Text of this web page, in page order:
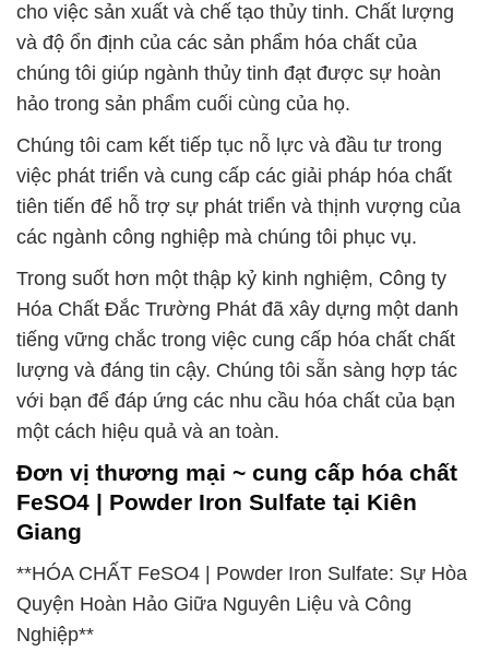
cho việc sản xuất và chế tạo thủy tinh. Chất lượng
và độ ổn định của các sản phẩm hóa chất của
chúng tôi giúp ngành thủy tinh đạt được sự hoàn
hảo trong sản phẩm cuối cùng của họ.
Chúng tôi cam kết tiếp tục nỗ lực và đầu tư trong
việc phát triển và cung cấp các giải pháp hóa chất
tiên tiến để hỗ trợ sự phát triển và thịnh vượng của
các ngành công nghiệp mà chúng tôi phục vụ.
Trong suốt hơn một thập kỷ kinh nghiệm, Công ty
Hóa Chất Đắc Trường Phát đã xây dựng một danh
tiếng vững chắc trong việc cung cấp hóa chất chất
lượng và đáng tin cậy. Chúng tôi sẵn sàng hợp tác
với bạn để đáp ứng các nhu cầu hóa chất của bạn
một cách hiệu quả và an toàn.
Đơn vị thương mại ~ cung cấp hóa chất
FeSO4 | Powder Iron Sulfate tại Kiên
Giang
**HÓA CHẤT FeSO4 | Powder Iron Sulfate: Sự Hòa
Quyện Hoàn Hảo Giữa Nguyên Liệu và Công
Nghiệp**